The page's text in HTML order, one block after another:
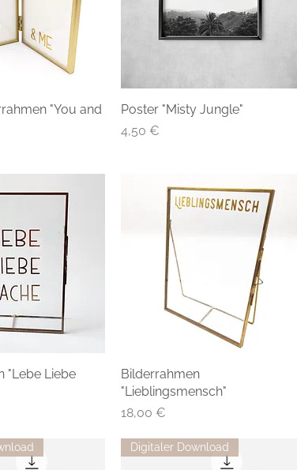
"You and
Poster "Misty Jungle"
Preis
4,50 €
"Lebe Liebe
Bilderrahmen
"Lieblingsmensch"
Preis
18,00 €
Digitaler Download